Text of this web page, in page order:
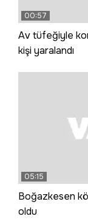
00:57
Av tüfeğiyle
kişi yaralandı
05:15
Boğazkesen
oldu